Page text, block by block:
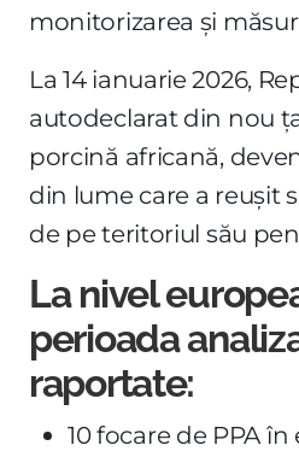
monitorizarea și
La 14 ianuarie 2026,
autodeclarat din nou
porcină africană,
din lume care a reușit
de pe teritoriul său
La nivel
perioada
raportate:
10 focare de PPA